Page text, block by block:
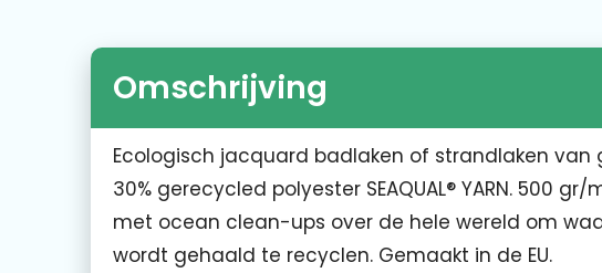
Omschrijving
Ecologisch jacquard badlaken of strandlaken
30% gerecycled polyester SEAQUAL® YARN. 500 gr/
met ocean clean-ups over de hele wereld om
wordt gehaald te recyclen. Gemaakt in de EU.